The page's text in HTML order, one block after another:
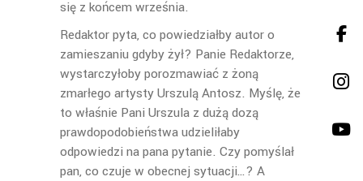
się z końcem września.
Redaktor pyta, co powiedziałby autor o
zamieszaniu gdyby żył? Panie Redaktorze,
wystarczyłoby porozmawiać z żoną
zmarłego artysty Urszulą Antosz. Myślę, że
to właśnie Pani Urszula z dużą dozą
prawdopodobieństwa udzieliłaby
odpowiedzi na pana pytanie. Czy pomyślał
pan, co czuje w obecnej sytuacji…? A